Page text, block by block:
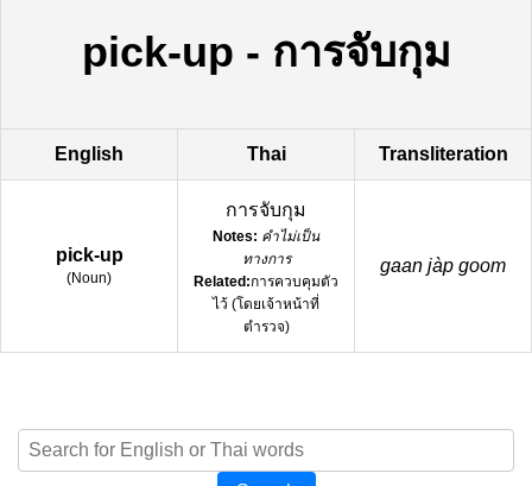
pick-up - การจับกุม
English Thai Transliteration
pick-up
(Noun)
การจับกุม
Notes: คำไม่เป็น
ทางการ
Related:การควบคุมตัว
ไว้ (โดยเจ้าหน้าที่
ตำรวจ)
gaan jàp goom